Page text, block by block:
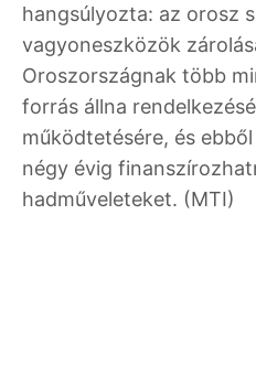
hangsúlyozta: az orosz
vagyoneszközök
Oroszországnak több
forrás állna
működtetésére, és
négy évig
hadműveleteket. (MTI)